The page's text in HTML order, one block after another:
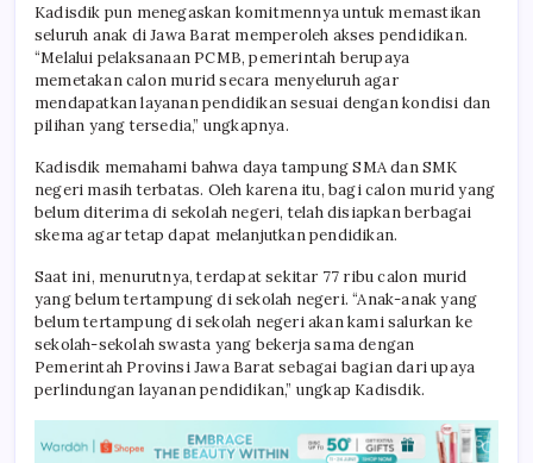
Kadisdik pun menegaskan komitmennya untuk memastikan
seluruh anak di Jawa Barat memperoleh akses pendidikan.
“Melalui pelaksanaan PCMB, pemerintah berupaya
memetakan calon murid secara menyeluruh agar
mendapatkan layanan pendidikan sesuai dengan kondisi dan
pilihan yang tersedia,” ungkapnya.
Kadisdik memahami bahwa daya tampung SMA dan SMK
negeri masih terbatas. Oleh karena itu, bagi calon murid yang
belum diterima di sekolah negeri, telah disiapkan berbagai
skema agar tetap dapat melanjutkan pendidikan.
Saat ini, menurutnya, terdapat sekitar 77 ribu calon murid
yang belum tertampung di sekolah negeri. “Anak-anak yang
belum tertampung di sekolah negeri akan kami salurkan ke
sekolah-sekolah swasta yang bekerja sama dengan
Pemerintah Provinsi Jawa Barat sebagai bagian dari upaya
perlindungan layanan pendidikan,” ungkap Kadisdik.